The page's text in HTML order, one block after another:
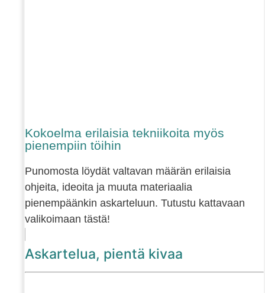
Kokoelma erilaisia tekniikoita myös
pienempiin töihin
Punomosta löydät valtavan määrän erilaisia
ohjeita, ideoita ja muuta materiaalia
pienempäänkin askarteluun. Tutustu kattavaan
valikoimaan tästä!
Askartelua, pientä kivaa